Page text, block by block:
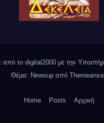
από το digital2000 με την
Θέμα: Newsup από
Home Posts Αρχική